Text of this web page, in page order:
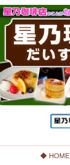
◆ HOME